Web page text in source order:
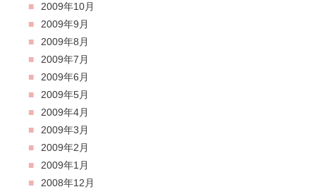
2009年10月
2009年9月
2009年8月
2009年7月
2009年6月
2009年5月
2009年4月
2009年3月
2009年2月
2009年1月
2008年12月